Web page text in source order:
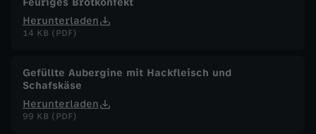
o
s
o
Feuriges Brotkonfekt
Herunterladen
14 KB (PDF)
Gefüllte Aubergine mit Hackfleisch und
Schafskäse
Herunterladen
99 KB (PDF)